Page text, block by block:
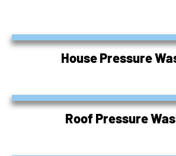
House Pressure
Roof Pressure